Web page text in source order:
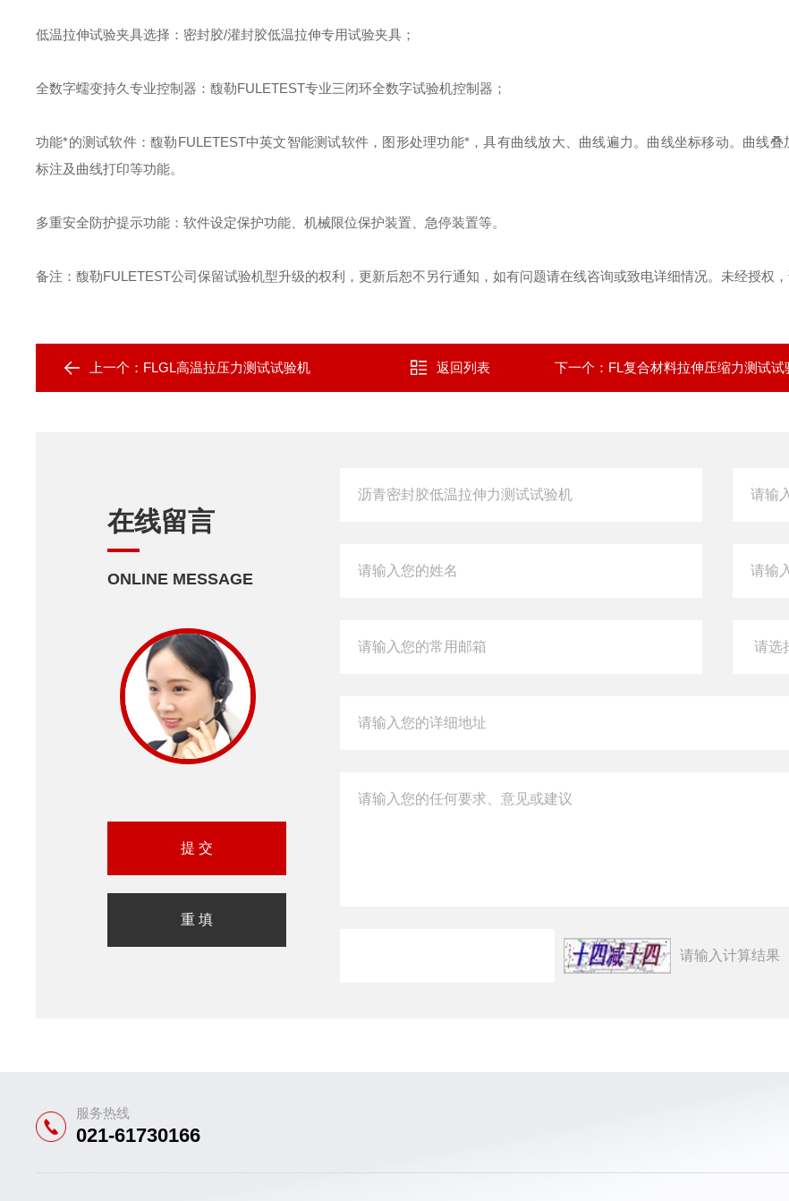
低温拉伸试验夹具选择 ： 密封胶/灌封胶低温拉伸专用试验夹具 ；
全数字蠕变持久专业控制器 ： 馥勒FULETEST专业三闭环全数字试验机控制器 ；
功能*的测试软件：馥勒FULETEST中英文智能测试软件，图形处理功能*，具有曲线放大、曲线遍力。曲线坐标移动。曲线叠
标注及曲线打印等功能。
多重安全防护提示功能 ： 软件设定保护功能、机械限位保护装置、急停装置等。
备注：馥勒FULETEST公司保留试验机型升级的权利，更新后恕不另行通知，如有问题请在线咨询或致电详细情况。未经授权，
上一个： FLGL高温拉压力测试试验机 返回列表 下一个： FL复合材料拉伸压缩力测试试
在线留言
ONLINE MESSAGE
请输入计算结果
服务热线
021-61730166